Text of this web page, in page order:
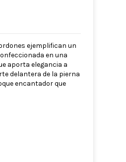
ejemplifican un
en una
aporta elegancia a
delantera de la pierna
encantador que